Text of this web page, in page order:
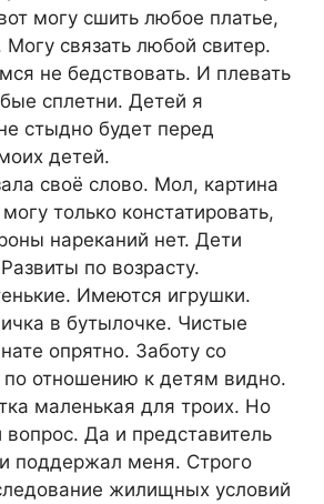
могу сшить любое платье,
связать любой свитер.
не бедствовать. И плевать
сплетни. Детей я
стыдно будет перед
детей.
своё слово. Мол, картина
только констатировать,
нареканий нет. Дети
по возрасту.
Имеются игрушки.
в бутылочке. Чистые
опрятно. Заботу со
отношению к детям видно.
маленькая для троих. Но
вопрос. Да и представитель
поддержал меня. Строго
жилищных условий